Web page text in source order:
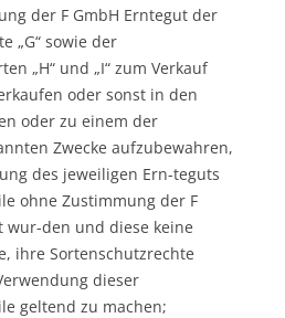
der F GmbH Erntegut der
„G“ sowie der
„H“ und „I“ zum Verkauf
oder sonst in den
oder zu einem der
Zwecke aufzubewahren,
des jeweiligen Ern-teguts
ohne Zustimmung der F
wur-den und diese keine
ihre Sortenschutzrechte
dieser
geltend zu machen;